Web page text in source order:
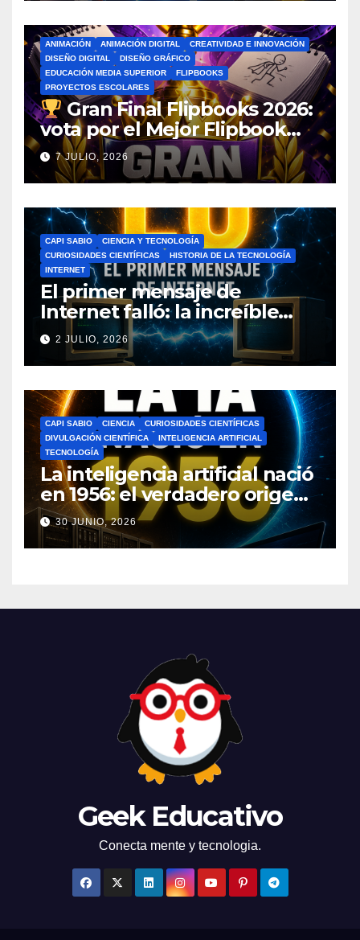
ANIMACIÓN ANIMACIÓN DIGITAL
CREATIVIDAD E INNOVACIÓN
DISEÑO DIGITAL
DISEÑO GRÁFICO
EDUCACIÓN MEDIA SUPERIOR
FLIPBOOKS
PROYECTOS ESCOLARES
Gran Final Flipbooks 2026:
vota por el Mejor Flipbook
del Ciclo Escolar
7 JULIO, 2026
CAPI SABIO
CIENCIA Y TECNOLOGÍA
CURIOSIDADES CIENTÍFICAS
HISTORIA DE LA TECNOLOGÍA
INTERNET
El primer mensaje de
Internet falló: la increíble
historia de ARPANET que
cambió el mundo
2 JULIO, 2026
CAPI SABIO CIENCIA
CURIOSIDADES CIENTÍFICAS
DIVULGACIÓN CIENTÍFICA
INTELIGENCIA ARTIFICIAL
TECNOLOGÍA
La inteligencia artificial nació
en 1956: el verdadero origen
de la IA que cambió el
mundo
30 JUNIO, 2026
Geek Educativo
Conecta mente y tecnologia.